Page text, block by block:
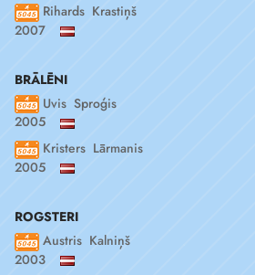
Rihards Krastiņš
2007
BRĀLĒNI
Uvis Sproģis
2005
Kristers Lārmanis
2005
ROGSTERI
Austris Kalniņš
2003